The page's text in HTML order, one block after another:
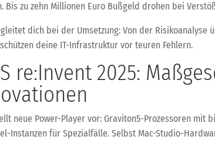
Bis zu zehn Millionen Euro Bußgeld drohen bei
dich bei der Umsetzung: Von der
deine IT-Infrastruktur vor teuren Fehlern.
re:Invent 2025:
neue Power-Player vor: Graviton5-Prozessoren mit
Instanzen für Spezialfälle. Selbst Mac-Studio-